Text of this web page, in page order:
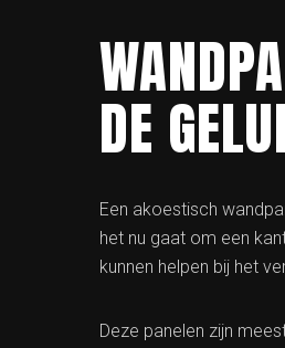
DE
Een akoestisch
het nu gaat om een
kunnen helpen bij het
Deze panelen zijn